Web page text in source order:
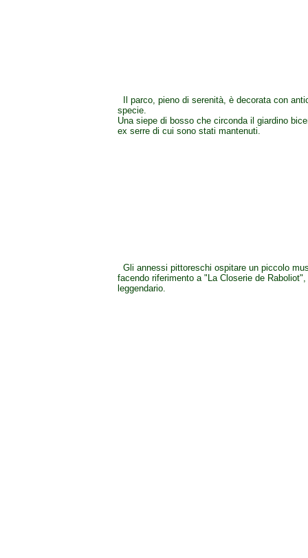
Il parco, pieno di serenità, è decorata con
specie.
Una siepe di bosso che circonda il giardino
ex serre di cui sono stati mantenuti.
Gli annessi pittoreschi ospitare un piccolo
facendo riferimento a "La Closerie de
leggendario.